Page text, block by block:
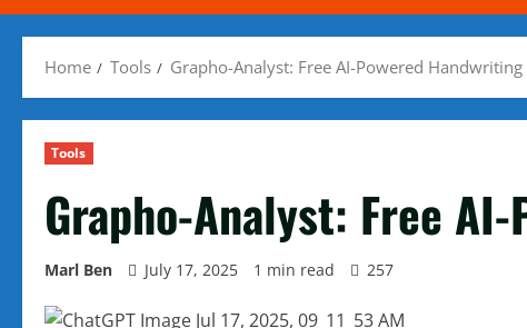
Home Tools Grapho-Analyst: Free AI-Powered
Tools
Grapho-Analyst: Free
Marl Ben July 17, 2025 1 min read 257